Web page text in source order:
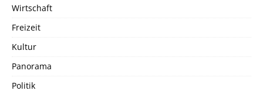
Wirtschaft
Freizeit
Kultur
Panorama
Politik